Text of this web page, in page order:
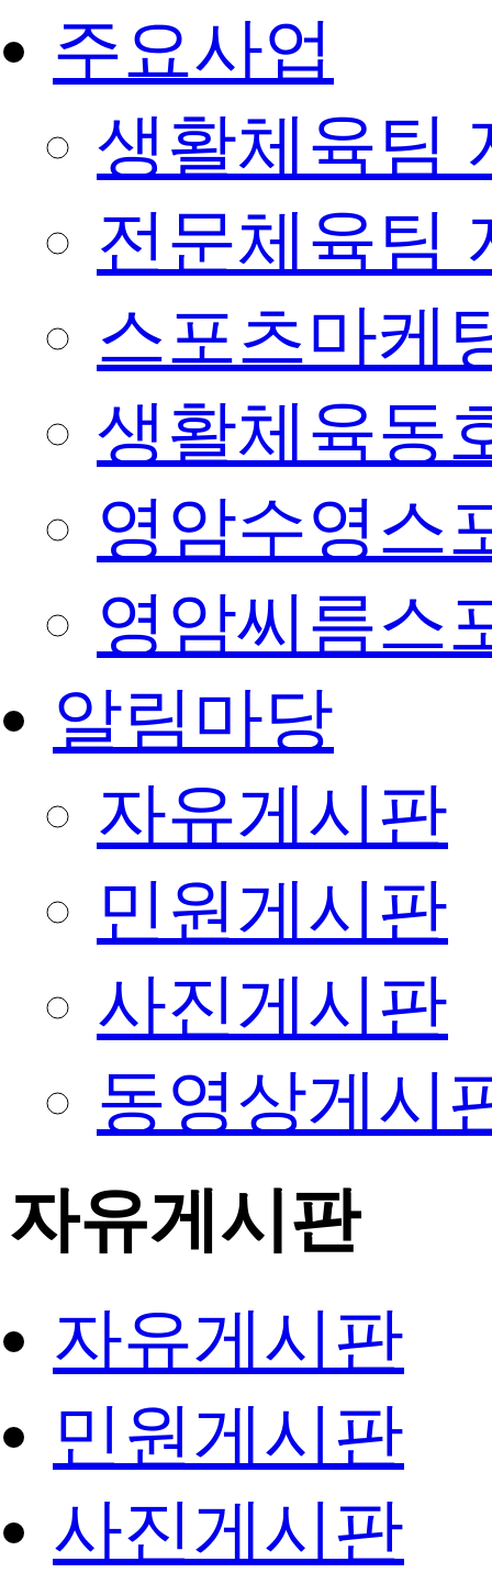
주요사업
생활체육팀
전문체육팀
스포츠마케
생활체육동
영암수영스
영암씨름스
알림마당
자유게시판
민원게시판
사진게시판
동영상게시
자유게시판
자유게시판
민원게시판
사진게시판